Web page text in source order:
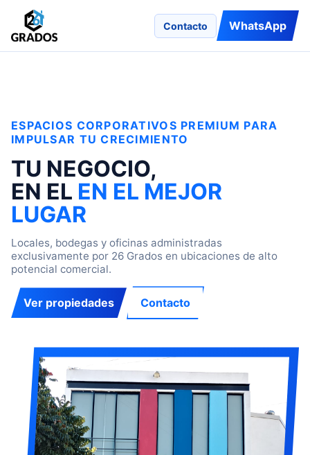
Contacto WhatsApp
ESPACIOS CORPORATIVOS PREMIUM PARA
IMPULSAR TU CRECIMIENTO
TU NEGOCIO,
EN EL EN EL MEJOR
LUGAR
Locales, bodegas y oficinas administradas
exclusivamente por 26 Grados en ubicaciones de alto
potencial comercial.
Ver propiedades Contacto